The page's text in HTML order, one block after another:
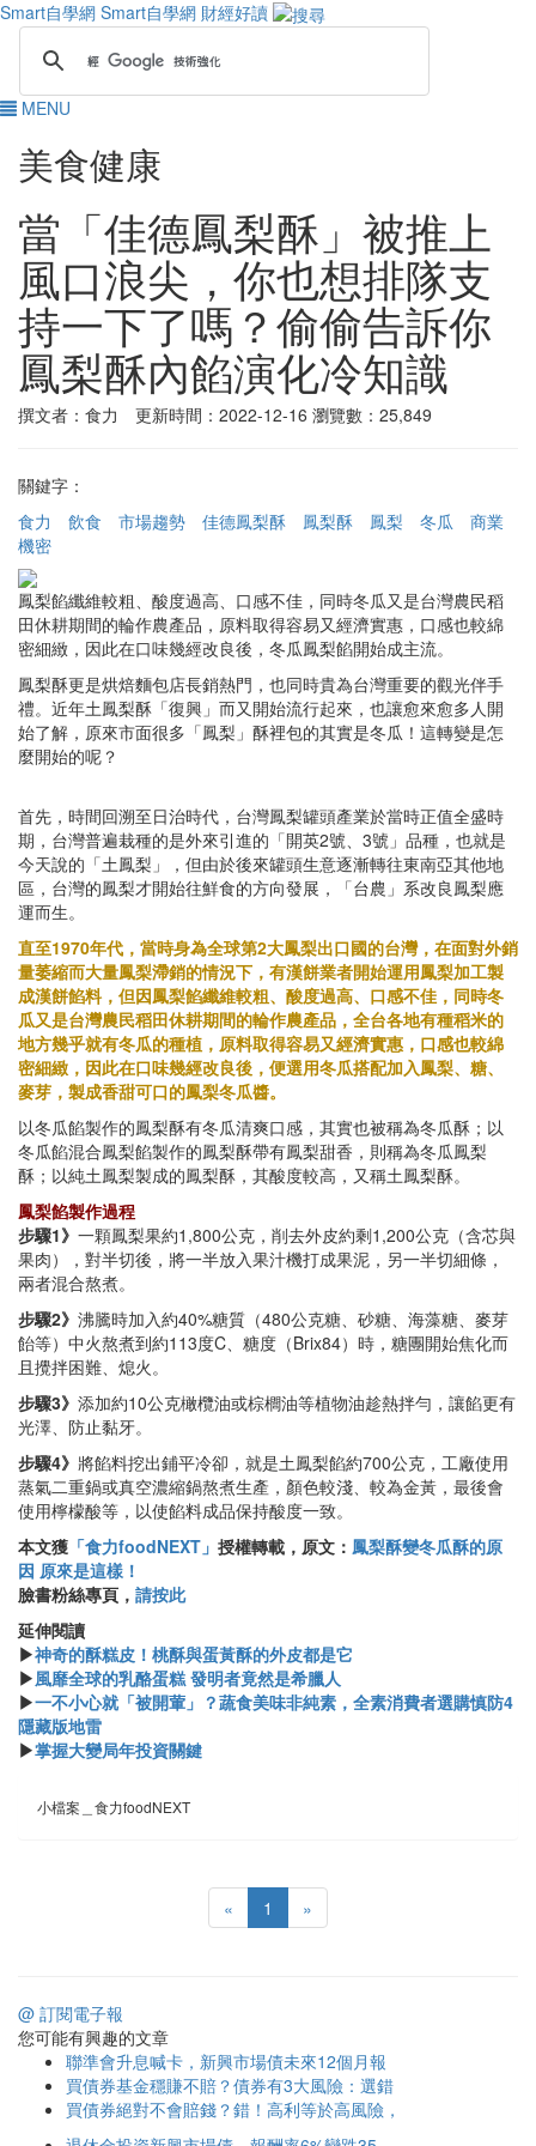
Smart自學網 Smart自學網 財經好讀
MENU
美食健康
當「佳德鳳梨酥」被推上
風口浪尖，你也想排隊支
持一下了嗎？偷偷告訴你
鳳梨酥內餡演化冷知識
撰文者：食力 更新時間：2022-12-16 瀏覽數：25,849
關鍵字：
食力
飲食 市場趨勢 佳德鳳梨酥 鳳梨酥 鳳梨 冬瓜
商業
機密
鳳梨餡纖維較粗、酸度過高、口感不佳，同時冬瓜又是台灣農民稻
田休耕期間的輪作農產品，原料取得容易又經濟實惠，口感也較綿
密細緻，因此在口味幾經改良後，冬瓜鳳梨餡開始成主流。
鳳梨酥更是烘焙麵包店長銷熱門，也同時貴為台灣重要的觀光伴手
禮。近年土鳳梨酥「復興」而又開始流行起來，也讓愈來愈多人開
始了解，原來市面很多「鳳梨」酥裡包的其實是冬瓜！這轉變是怎
麼開始的呢？
首先，時間回溯至日治時代，台灣鳳梨罐頭產業於當時正值全盛時
期，台灣普遍栽種的是外來引進的「開英2號、3號」品種，也就是
今天說的「土鳳梨」，但由於後來罐頭生意逐漸轉往東南亞其他地
區，台灣的鳳梨才開始往鮮食的方向發展，「台農」系改良鳳梨應
運而生。
直至1970年代，當時身為全球第2大鳳梨出口國的台灣，在面對外銷
量萎縮而大量鳳梨滯銷的情況下，有漢餅業者開始運用鳳梨加工製
成漢餅餡料，但因鳳梨餡纖維較粗、酸度過高、口感不佳，同時冬
瓜又是台灣農民稻田休耕期間的輪作農產品，全台各地有種稻米的
地方幾乎就有冬瓜的種植，原料取得容易又經濟實惠，口感也較綿
密細緻，因此在口味幾經改良後，便選用冬瓜搭配加入鳳梨、糖、
麥芽，製成香甜可口的鳳梨冬瓜醬。
以冬瓜餡製作的鳳梨酥有冬瓜清爽口感，其實也被稱為冬瓜酥；以
冬瓜餡混合鳳梨餡製作的鳳梨酥帶有鳳梨甜香，則稱為冬瓜鳳梨
酥；以純土鳳梨製成的鳳梨酥，其酸度較高，又稱土鳳梨酥。
鳳梨餡製作過程
步驟1》 一顆鳳梨果約1,800公克，削去外皮約剩1,200公克（含芯與
果肉），對半切後，將一半放入果汁機打成果泥，另一半切細條，
兩者混合熬煮。
步驟2》 沸騰時加入約40%糖質（480公克糖、砂糖、海藻糖、麥芽
飴等）中火熬煮到約113度C、糖度（Brix84）時，糖團開始焦化而
且攪拌困難、熄火。
步驟3》 添加約10公克橄欖油或棕櫚油等植物油趁熱拌勻，讓餡更有
光澤、防止黏牙。
步驟4》 將餡料挖出鋪平冷卻，就是土鳳梨餡約700公克，工廠使用
蒸氣二重鍋或真空濃縮鍋熬煮生產，顏色較淺、較為金黃，最後會
使用檸檬酸等，以使餡料成品保持酸度一致。
本文獲 「食力foodNEXT」 授權轉載，原文： 鳳梨酥變冬瓜酥的原
因 原來是這樣！
臉書粉絲專頁， 請按此
延伸閱讀
▶神奇的酥糕皮！桃酥與蛋黃酥的外皮都是它
▶風靡全球的乳酪蛋糕 發明者竟然是希臘人
▶一不小心就「被開葷」？蔬食美味非純素，全素消費者選購慎防4
隱藏版地雷
▶掌握大變局年投資關鍵
小檔案＿食力foodNEXT
« 1 »
@ 訂閱電子報
您可能有興趣的文章
聯準會升息喊卡，新興市場債未來12個月報
買債券基金穩賺不賠？債券有3大風險：選錯
買債券絕對不會賠錢？錯！高利等於高風險，